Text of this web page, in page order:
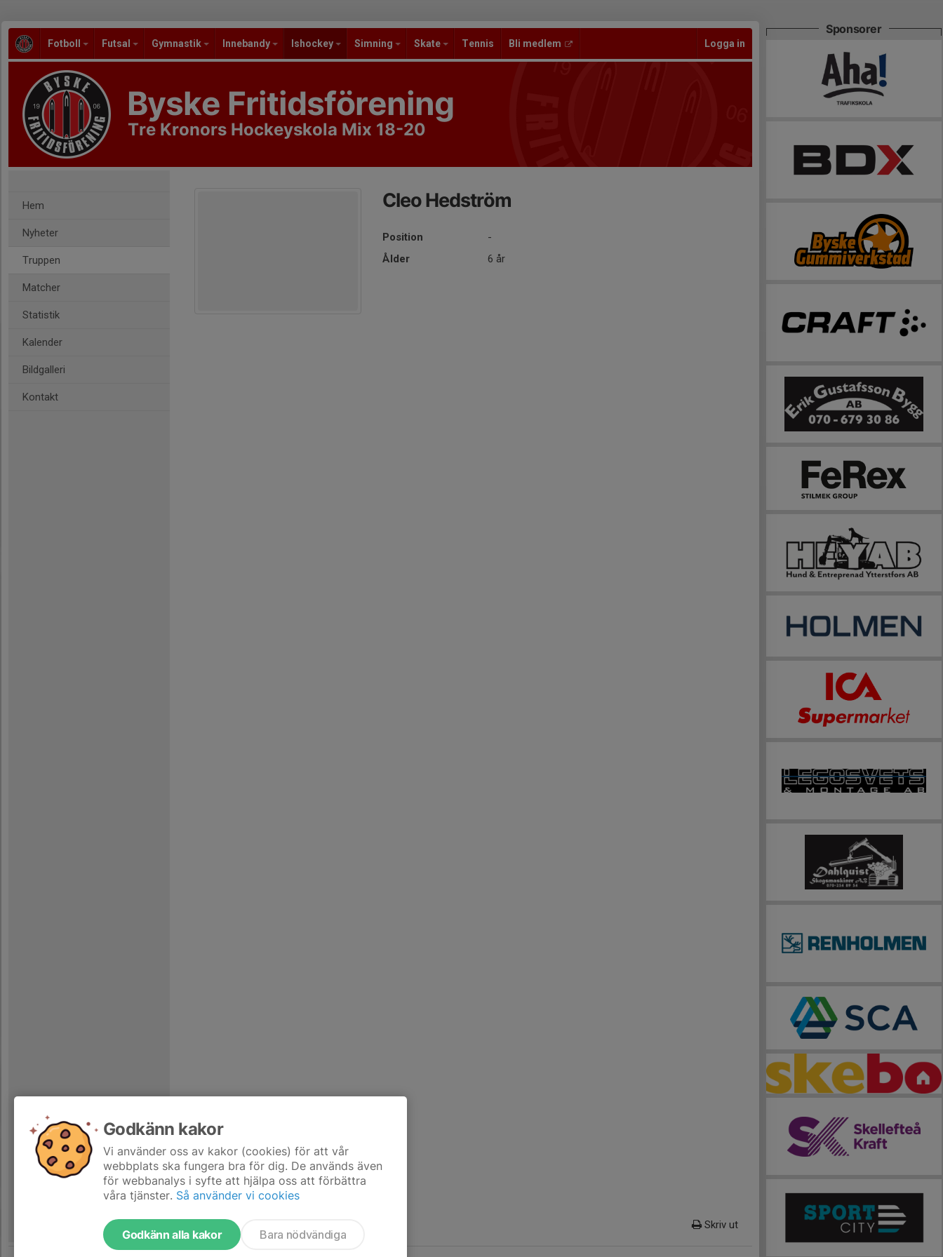
Fotboll Futsal Gymnastik Innebandy Ishockey Simning Skate Tennis Bli medlem Logga in
Byske Fritidsförening
Tre Kronors Hockeyskola Mix 18-20
Hem
Nyheter
Truppen
Matcher
Statistik
Kalender
Bildgalleri
Kontakt
Cleo Hedström
Position
-
Ålder
6 år
Skriv ut
Sponsorer
Godkänn kakor
Vi använder oss av kakor (cookies) för att vår
webbplats ska fungera bra för dig. De används även
för webbanalys i syfte att hjälpa oss att förbättra
våra tjänster. Så använder vi cookies
Godkänn alla kakor Bara nödvändiga